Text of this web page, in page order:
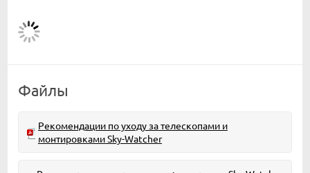
Файлы
Рекомендации по уходу за телескопами и
монтировками Sky-Watcher